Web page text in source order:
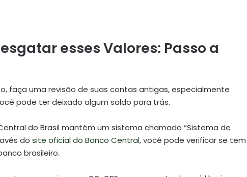
esses Valores: Passo a
faça uma revisão de suas contas antigas, especialmente
pode ter deixado algum saldo para trás.
do Brasil mantém um sistema chamado “Sistema de
do site oficial do Banco Central, você pode verificar se tem
brasileiro.